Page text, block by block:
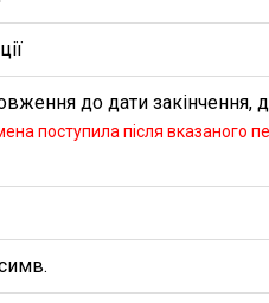
до дати закінчення,
поступила після вказаного